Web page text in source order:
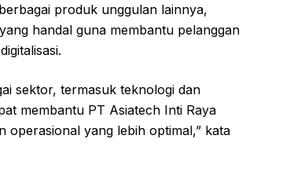
produk unggulan lainnya,
handal guna membantu pelanggan
sektor, termasuk teknologi dan
membantu PT Asiatech Inti Raya
operasional yang lebih optimal,” kata